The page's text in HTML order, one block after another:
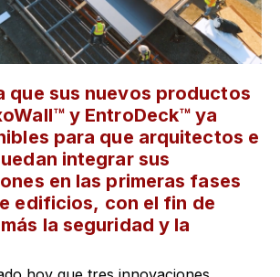
que sus nuevos productos
y EntroDeck™ ya
para que arquitectos e
integrar sus
en las primeras fases
edificios, con el fin de
la seguridad y la